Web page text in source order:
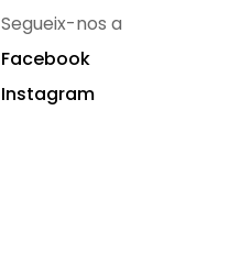
Segueix-nos a
Facebook
Instagram